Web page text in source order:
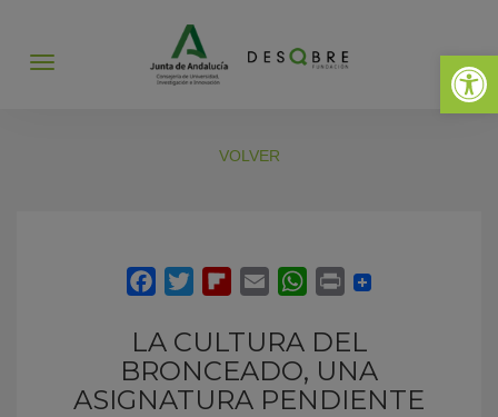
Abrir
Abrir
VOLVER
LA CULTURA DEL
BRONCEADO, UNA
ASIGNATURA PENDIENTE